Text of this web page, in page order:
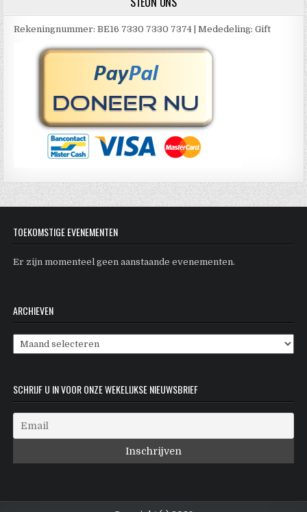
Rekeningnummer: BE16 7330 7330 7374 | Mededeling: Gift
TOEKOMSTIGE EVENEMENTEN
Er zijn momenteel geen aanstaande evenementen.
ARCHIEVEN
Archieven
SCHRIJF U IN VOOR ONZE WEKELIJKSE NIEUWSBRIEF